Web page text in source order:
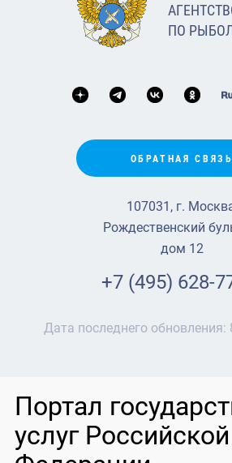
ПО
ОБРАТНАЯ СВЯЗЬ
107031, г.
Рождественский
дом 12
+7 (495) 628-
Дата последнего обновления:
Портал
услуг Российской